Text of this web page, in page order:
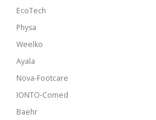
EcoTech
Physa
Weelko
Ayala
Nova-Footcare
IONTO-Comed
Baehr